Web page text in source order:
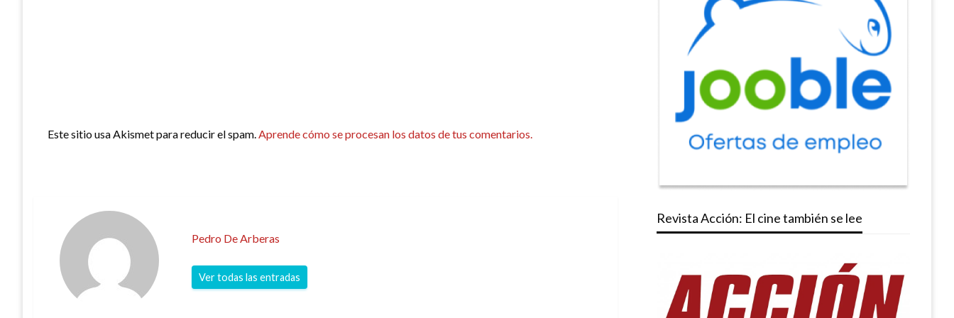
Este sitio usa Akismet para reducir el spam.Aprende cómo se procesan los datos de tus comentarios.
Pedro De Arberas
Ver todas las entradas
Revista Acción: El cine también se lee